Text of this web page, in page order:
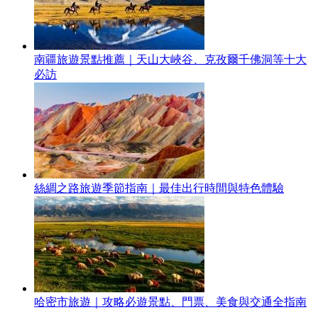
南疆旅遊景點推薦｜天山大峽谷、克孜爾千佛洞等十大
必訪
絲綢之路旅遊季節指南｜最佳出行時間與特色體驗
哈密市旅遊｜攻略必遊景點、門票、美食與交通全指南